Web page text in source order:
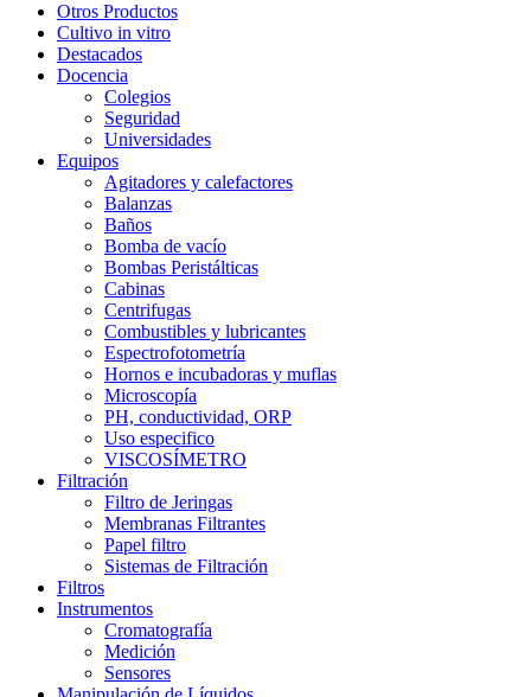
Otros Productos
Cultivo in vitro
Destacados
Docencia
Colegios
Seguridad
Universidades
Equipos
Agitadores y calefactores
Balanzas
Baños
Bomba de vacío
Bombas Peristálticas
Cabinas
Centrifugas
Combustibles y lubricantes
Espectrofotometría
Hornos e incubadoras y muflas
Microscopía
PH, conductividad, ORP
Uso especifico
VISCOSÍMETRO
Filtración
Filtro de Jeringas
Membranas Filtrantes
Papel filtro
Sistemas de Filtración
Filtros
Instrumentos
Cromatografía
Medición
Sensores